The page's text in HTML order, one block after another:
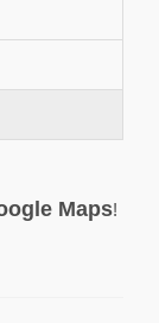
Maps!